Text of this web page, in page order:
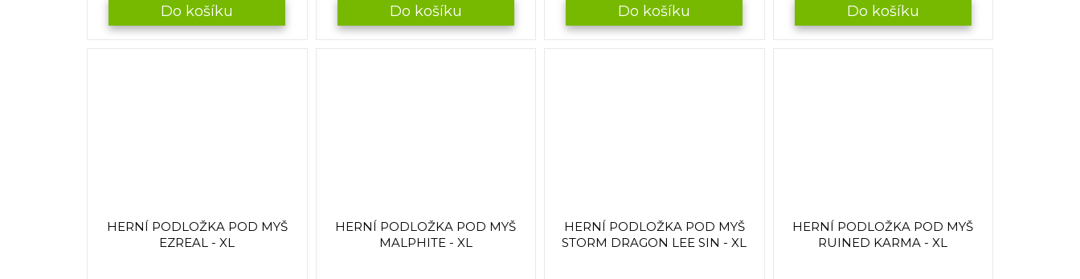
Do košíku Do košíku Do košíku Do košíku
HERNÍ PODLOŽKA POD MYŠ
EZREAL - XL
HERNÍ PODLOŽKA POD MYŠ
MALPHITE - XL
HERNÍ PODLOŽKA POD MYŠ
STORM DRAGON LEE SIN - XL
HERNÍ PODLOŽKA POD MYŠ
RUINED KARMA - XL